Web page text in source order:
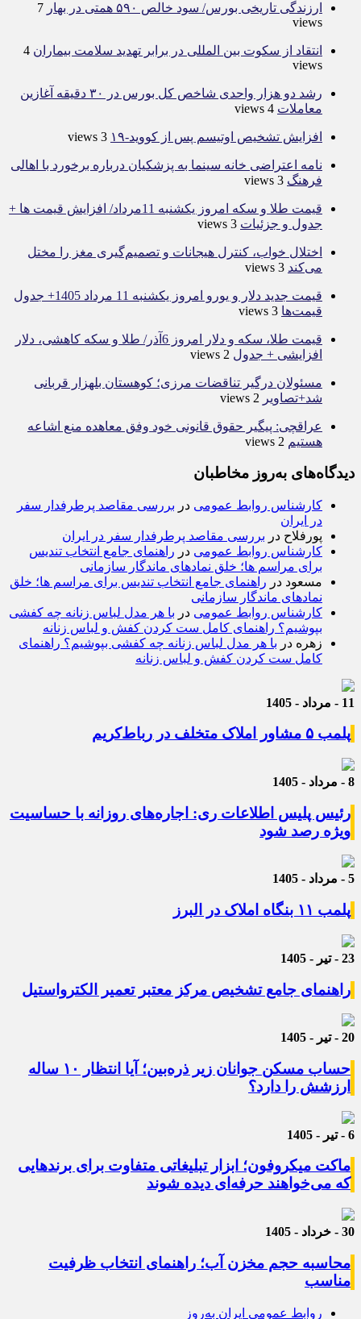
ارزندگی تاریخی بورس/ سود خالص ۵۹۰ همتی در بهار
7
views
انتقاد از سکوت بین المللی در برابر تهدید سلامت بیماران 4
views
رشد دو هزار واحدی شاخص کل بورس در ۳۰ دقیقه آغازین
معاملات 4 views
افزایش تشخیص اوتیسم پس از کووید-۱۹ 3 views
نامه اعتراضی خانه سینما به پزشکیان درباره برخورد با اهالی
فرهنگ 3 views
قیمت طلا و سکه امروز یکشنبه 11مرداد/ افزایش قیمت ها +
جدول و جزئیات 3 views
اختلال خواب، کنترل هیجانات و تصمیم‌گیری مغز را مختل
می‌کند 3 views
قیمت جدید دلار و یورو امروز یکشنبه 11 مرداد 1405+ جدول
قیمت‌ها 3 views
قیمت طلا، سکه و دلار امروز 6آذر/ طلا و سکه کاهشی، دلار
افزایشی + جدول 2 views
مسئولان درگیر تناقضات مرزی؛ کوهستان بلهزار قربانی
شد+تصاویر 2 views
عراقچی: پیگیر حقوق قانونی خود وفق معاهده منع اشاعه
هستیم 2 views
دیدگاه‌های به‌روز مخاطبان
کارشناس روابط عمومی در بررسی مقاصد پرطرفدار سفر
در ایران
پورفلاح در بررسی مقاصد پرطرفدار سفر در ایران
کارشناس روابط عمومی در راهنمای جامع انتخاب تندیس
برای مراسم ها؛ خلق نمادهای ماندگار سازمانی
مسعود در راهنمای جامع انتخاب تندیس برای مراسم ها؛ خلق
نمادهای ماندگار سازمانی
کارشناس روابط عمومی در با هر مدل لباس زنانه چه کفشی
بپوشیم؟ راهنمای کامل ست کردن کفش و لباس زنانه
زهره در با هر مدل لباس زنانه چه کفشی بپوشیم؟ راهنمای
کامل ست کردن کفش و لباس زنانه
11 - مرداد - 1405
پلمب ۵ مشاور املاک متخلف در رباط‌کریم
8 - مرداد - 1405
رئیس پلیس اطلاعات ری: اجاره‌های روزانه با حساسیت
ویژه رصد شود
5 - مرداد - 1405
پلمب ۱۱ بنگاه املاک در البرز
23 - تیر - 1405
راهنمای جامع تشخیص مرکز معتبر تعمیر الکترواستیل
20 - تیر - 1405
حساب مسکن جوانان زیر ذره‌بین؛ آیا انتظار ۱۰ ساله
ارزشش را دارد؟
6 - تیر - 1405
ماکت میکروفون؛ ابزار تبلیغاتی متفاوت برای برندهایی
که می‌خواهند حرفه‌ای دیده شوند
30 - خرداد - 1405
محاسبه حجم مخزن آب؛ راهنمای انتخاب ظرفیت
مناسب
روابط عمومی ایران به‌روز